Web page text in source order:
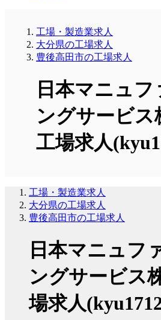
工場・製造業求人
大分県の工場求人
豊後高田市の工場求人
日本マニュフ
ングサービス
工場求人
工場・製造業求人
大分県の工場求人
豊後高田市の工場求人
日本マニュフ
ングサービス
場求人